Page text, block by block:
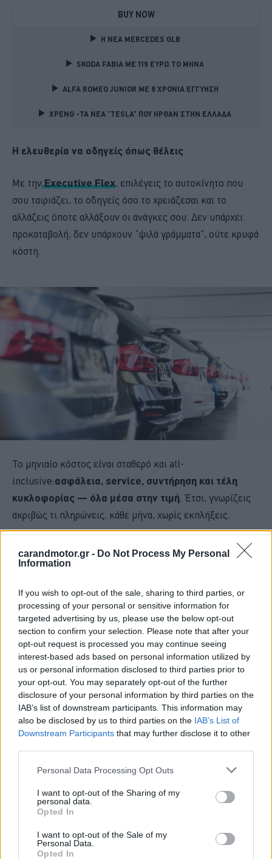
carandmotor.gr - Do Not Process My Personal
Information
If you wish to opt-out of the sale, sharing to third parties, or
processing of your personal or sensitive information for
targeted advertising by us, please use the below opt-out
section to confirm your selection. Please note that after your
opt-out request is processed you may continue seeing
interest-based ads based on personal information utilized by
us or personal information disclosed to third parties prior to
your opt-out. You may separately opt-out of the further
disclosure of your personal information by third parties on the
IAB’s list of downstream participants. This information may
also be disclosed by us to third parties on the IAB’s List of
Downstream Participants that may further disclose it to other
Please note that this website/app uses one or more Google
not limited to your visit or usage behaviour. You may click to
grant or deny consent to Google and its third-party tags to
use your data for below specified purposes in below Google
consent section.
Personal Data Processing Opt Outs
I want to opt-out of the Sharing of my
personal data.
Opted In
I want to opt-out of the Sale of my
Personal Data.
Opted In
BUY NOW
Η ΝΕΑ MERCEDES GLB
SKODA FABIA ME 119 ΕΥΡΩ ΤΟ ΜΗΝΑ
ALFA ROMEO JUNIOR ME 8 ΧΡΟΝΙΑ ΕΓΓΥΗΣΗ
XPENG -ΤΑ ΝΕΑ "TESLA" ΠΟΥ ΗΡΘΑΝ ΣΤΗΝ ΕΛΛΑΔΑ
Η ελευθερία να οδηγείς όπως θέλεις
Με τηνExecutive Flex, επιλέγεις το αυτοκίνητο που
σου ταιριάζει, το οδηγείς όσο το χρειάζεσαι και το
αλλάζεις όποτε αλλάξουν οι ανάγκες σου. Δεν υπάρχει
προκαταβολή, δεν υπάρχουν “ψιλά γράμματα”, ούτε κρυφά
κόστη.
Το μηνιαίο κόστος είναι σταθερό και all-
inclusive:ασφάλεια, service, συντήρηση και τέλη
κυκλοφορίας — όλα μέσα στην τιμή . Έτσι, γνωρίζεις
ακριβώς τι πληρώνεις, κάθε μήνα, χωρίς εκπλήξεις.
Η εμπειρία του αύριο, σήμερα
Επιλέγεις το αυτοκίνητό σου online, παραλαμβάνεις
γρήγορα, και απολαμβάνεις την εμπειρία ενός
καινούργιου αυτοκινήτου χωρίς να “κολλάς” με
μακροχρόνιες δεσμεύσεις.